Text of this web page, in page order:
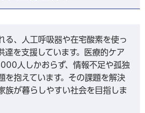
る、人工呼吸器や在宅酸素を使っ
達を支援しています。医療的ケア
人しかおらず、情報不足や孤独
を抱えています。その課題を解決
族が暮らしやすい社会を目指しま